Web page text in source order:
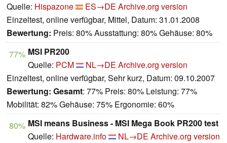
Quelle: Hispazone ES→DE Archive.org version
Einzeltest, online verfügbar, Mittel, Datum: 31.01.2008
Bewertung: Preis: 80% Ausstattung: 80% Gehäuse: 80%
77% MSI PR200
Quelle: PCM NL→DE Archive.org version
Einzeltest, online verfügbar, Sehr kurz, Datum: 09.10.2007
Bewertung: Gesamt: 77% Preis: 80% Leistung: 77%
Mobilität: 82% Gehäuse: 75% Ergonomie: 60%
80% MSI means Business - MSI Mega Book PR200 test
Quelle: Hardware.info NL→DE Archive.org version